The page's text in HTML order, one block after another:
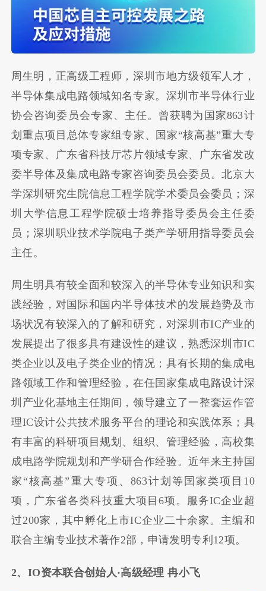
周生明，正高级工程师，深圳市地方级领军人才，
半导体集成电路领域知名专家。深圳市半导体行业
协会咨询委员会专家、主任。曾获聘为国家863计
划重点项目总体专家组专家、国家“核高基”重大专
项专家、广东省科技厅芯片领域专家、广东省发改
委半导体及集成电路专家咨询委员会委员。北京大
学深圳研究生院信息工程学院学术委员会委员；深
圳大学信息工程学院硕士培养指导委员会主任委
员；深圳职业技术学院电子类产学研用指导委员会
主任。
周生明具有较全面和较深入的半导体专业知识和实
践经验，对国际和国内半导体技术的发展趋势及市
场状况有较深入的了解和研究，对深圳市IC产业的
发展提出了很多具有建设性的建议，熟悉深圳市IC
类企业以及电子类企业的情况；具有长期的集成电
路领域工作和管理经验，在任国家集成电路设计深
圳产业化基地主任期间，领导建立了一整套运作管
理IC设计公共技术服务平台的理论和实践体系；具
有丰富的科研项目规划、组织、管理经验，高校集
成电路学院规划和产学研合作经验。近年来主持国
家“核高基”重大专项、863计划等国家类项目10
项，广东省各类科技重大项目6项。服务IC企业超
过200家，其中孵化上市IC企业二十余家。主编和
联合主编专业技术著作2部，申请发明专利12项。
2、IO资本联合创始人·高级经理 冉小飞